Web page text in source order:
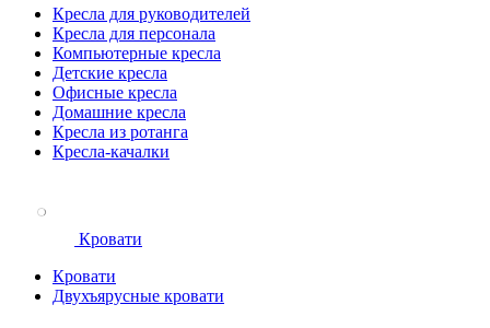
Кресла для руководителей
Кресла для персонала
Компьютерные кресла
Детские кресла
Офисные кресла
Домашние кресла
Кресла из ротанга
Кресла-качалки
Кровати
Кровати
Двухъярусные кровати